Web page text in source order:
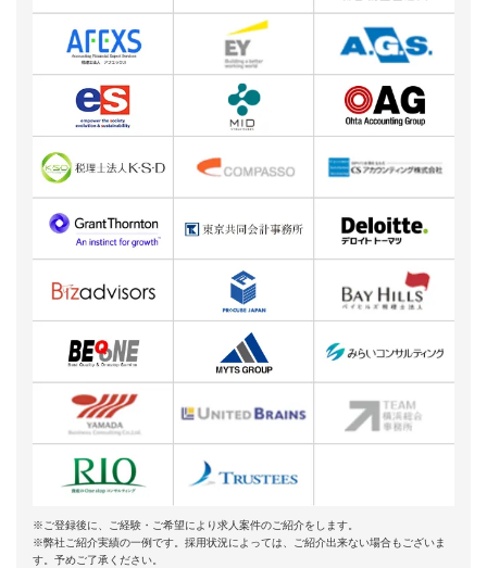
※ご登録後に、ご経験・ご希望により求人案件のご紹介をします。
※弊社ご紹介実績の一例です。採用状況によっては、ご紹介出来ない場合もございま
す。予めご了承ください。